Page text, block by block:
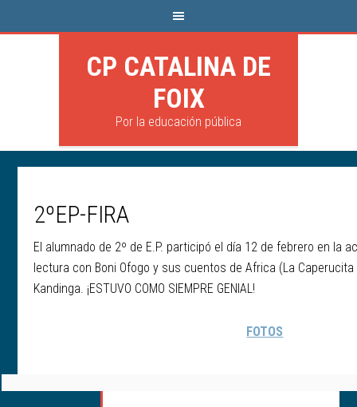
CP CATALINA DE
FOIX
Por la educación pública
2ºEP-FIRA
El alumnado de 2º de E.P. participó el día 12 de febrero en la
lectura con Boni Ofogo y sus cuentos de Africa (La
Kandinga. ¡ESTUVO COMO SIEMPRE GENIAL!
FOTOS